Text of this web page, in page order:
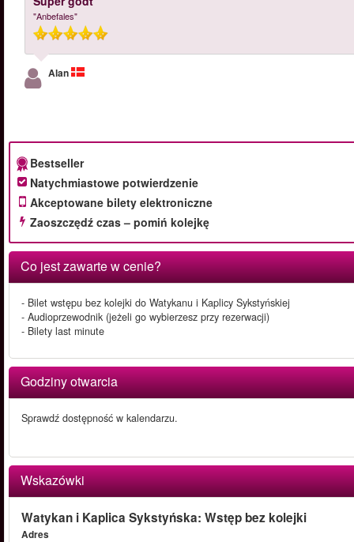
"Anbefales"
Alan
Bestseller
Natychmiastowe potwierdzenie
Akceptowane bilety elektroniczne
Zaoszczędź czas – pomiń kolejkę
Co jest zawarte w cenie?
- Bilet wstępu bez kolejki do Watykanu i Kaplicy Sykstyńskiej
- Audioprzewodnik (jeżeli go wybierzesz przy rezerwacji)
- Bilety last minute
Godziny otwarcia
Sprawdź dostępność w kalendarzu.
Wskazówki
Watykan i Kaplica Sykstyńska: Wstęp bez kolejki
Adres